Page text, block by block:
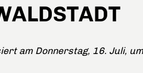
am Donnerstag, 16. Juli,